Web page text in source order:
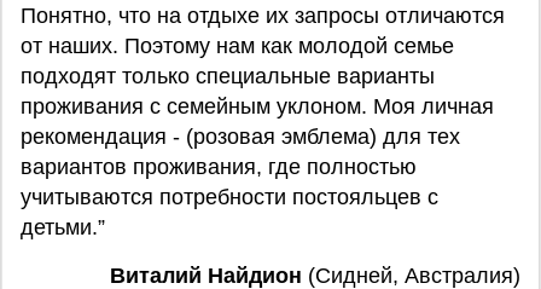
Понятно, что на отдыхе их запросы отличаются
от наших. Поэтому нам как молодой семье
подходят только специальные варианты
проживания с семейным уклоном. Моя личная
рекомендация - (розовая эмблема) для тех
вариантов проживания, где полностью
учитываются потребности постояльцев с
детьми.”
Виталий Найдион (Сидней, Австралия)